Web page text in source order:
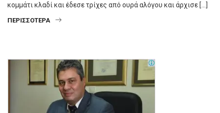
κομμάτι κλαδί και έδεσε τρίχες από ουρά αλόγου και άρχισε […]
ΠΕΡΙΣΣΌΤΕΡΑ